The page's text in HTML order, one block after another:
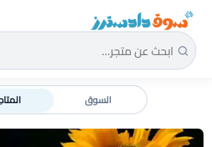
سوق دادسترز الرئيسية
السوق